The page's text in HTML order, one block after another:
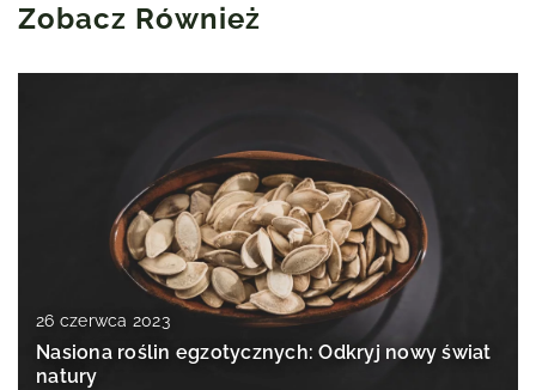
Zobacz Również
26 czerwca 2023
Nasiona roślin egzotycznych: Odkryj nowy świat
natury